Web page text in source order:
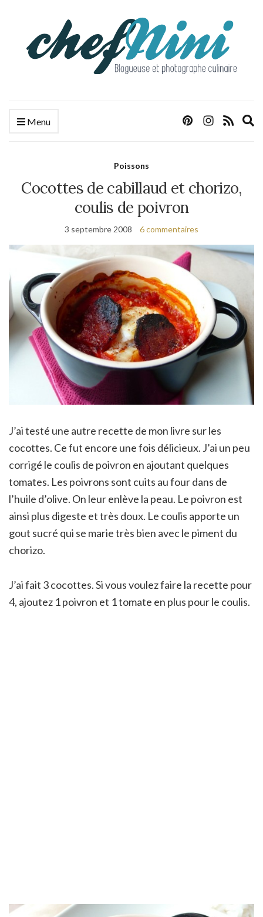
Menu
Poissons
Cocottes de cabillaud et chorizo,
coulis de poivron
3 septembre 2008 6 commentaires
J’ai testé une autre recette de mon livre sur les
cocottes. Ce fut encore une fois délicieux. J’ai un peu
corrigé le coulis de poivron en ajoutant quelques
tomates. Les poivrons sont cuits au four dans de
l’huile d’olive. On leur enlève la peau. Le poivron est
ainsi plus digeste et très doux. Le coulis apporte un
gout sucré qui se marie très bien avec le piment du
chorizo.
J’ai fait 3 cocottes. Si vous voulez faire la recette pour
4, ajoutez 1 poivron et 1 tomate en plus pour le coulis.